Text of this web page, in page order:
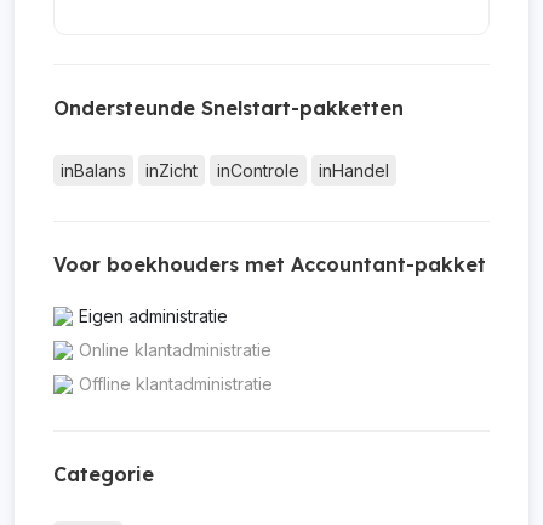
Ondersteunde Snelstart-pakketten
inBalans inZicht inControle inHandel
Voor boekhouders met Accountant-pakket
Eigen administratie
Online klantadministratie
Offline klantadministratie
Categorie